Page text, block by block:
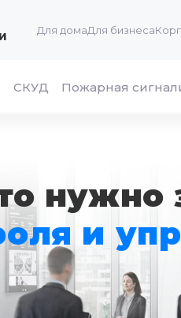
Для домаДля бизнеса
СКУД Пожарная
нужно
и